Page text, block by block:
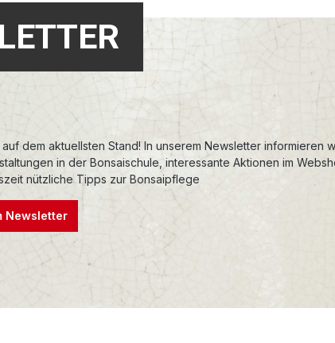
auf dem aktuellsten Stand! In unserem Newsletter informieren
in der Bonsaischule, interessante Aktionen im
nützliche Tipps zur Bonsaipflege
Newsletter